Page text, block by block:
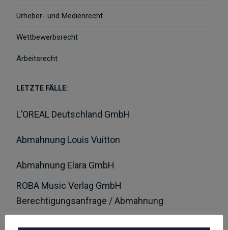
Urheber- und Medienrecht
Wettbewerbsrecht
Arbeitsrecht
LETZTE FÄLLE:
L’OREAL Deutschland GmbH
Abmahnung Louis Vuitton
Abmahnung Elara GmbH
ROBA Music Verlag GmbH
Berechtigungsanfrage / Abmahnung